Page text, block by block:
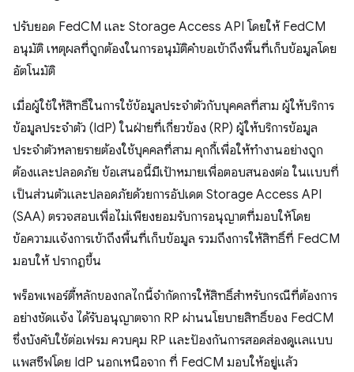
ปรับยอด FedCM และ Storage Access API โดยให้ FedCM
อนุมัติ เหตุผลที่ถูกต้องในการอนุมัติคำขอเข้าถึงพื้นที่เก็บข้อมูลโดย
อัตโนมัติ
เมื่อผู้ใช้ให้สิทธิ์ในการใช้ข้อมูลประจำตัวกับบุคคลที่สาม ผู้ให้บริการ
ข้อมูลประจำตัว (IdP) ในฝ่ายที่เกี่ยวข้อง (RP) ผู้ให้บริการข้อมูล
ประจำตัวหลายรายต้องใช้บุคคลที่สาม คุกกี้เพื่อให้ทำงานอย่างถูก
ต้องและปลอดภัย ข้อเสนอนี้มีเป้าหมายเพื่อตอบสนองต่อ ในแบบที่
เป็นส่วนตัวและปลอดภัยด้วยการอัปเดต Storage Access API
(SAA) ตรวจสอบเพื่อไม่เพียงยอมรับการอนุญาตที่มอบให้โดย
ข้อความแจ้งการเข้าถึงพื้นที่เก็บข้อมูล รวมถึงการให้สิทธิ์ที่ FedCM
มอบให้ ปรากฏขึ้น
พร็อพเพอร์ตี้หลักของกลไกนี้จำกัดการให้สิทธิ์สำหรับกรณีที่ต้องการ
อย่างชัดแจ้ง ได้รับอนุญาตจาก RP ผ่านนโยบายสิทธิ์ของ FedCM
ซึ่งบังคับใช้ต่อเฟรม ควบคุม RP และป้องกันการสอดส่องดูแลแบบ
แพสซีฟโดย IdP นอกเหนือจาก ที่ FedCM มอบให้อยู่แล้ว